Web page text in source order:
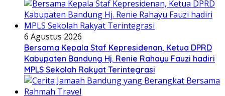
6 Agustus 2026
Bersama Kepala Staf Kepresidenan, Ketua DPRD
Kabupaten Bandung Hj. Renie Rahayu Fauzi hadiri
MPLS Sekolah Rakyat Terintegrasi